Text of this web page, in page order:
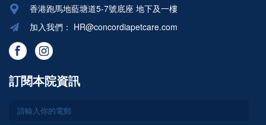
香港跑馬地藍塘道5-7號底座 地下及一樓
加入我們： HR@concordiapetcare.com
訂閱本院資訊